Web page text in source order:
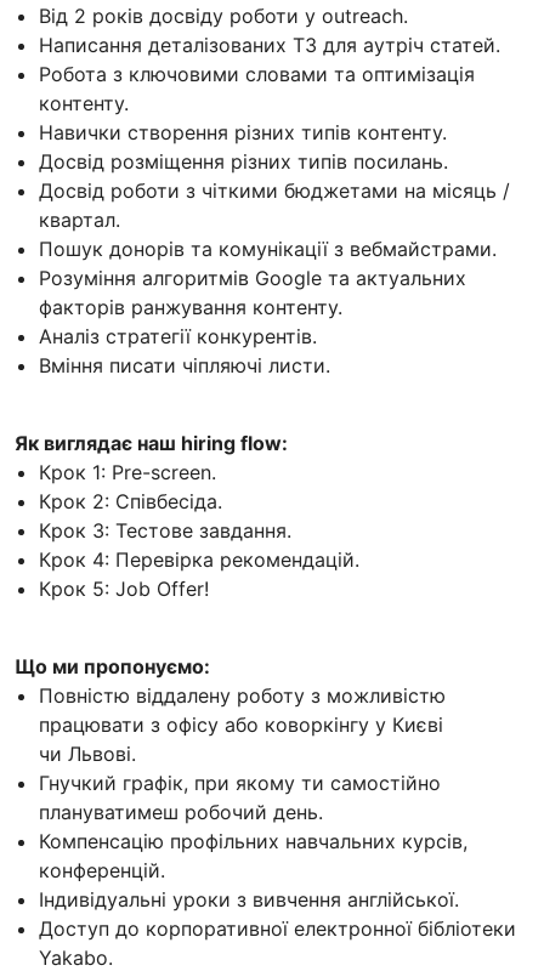
Від 2 років досвіду роботи у outreach.
Написання деталізованих ТЗ для аутріч статей.
Робота з ключовими словами та оптимізація
контенту.
Навички створення різних типів контенту.
Досвід розміщення різних типів посилань.
Досвід роботи з чіткими бюджетами на місяць /
квартал.
Пошук донорів та комунікації з вебмайстрами.
Розуміння алгоритмів Google та актуальних
факторів ранжування контенту.
Аналіз стратегії конкурентів.
Вміння писати чіпляючі листи.
Як виглядає наш hiring flow:
Крок 1: Pre-screen.
Крок 2: Співбесіда.
Крок 3: Тестове завдання.
Крок 4: Перевірка рекомендацій.
Крок 5: Job Offer!
Що ми пропонуємо:
Повністю віддалену роботу з можливістю
працювати з офісу або коворкінгу у Києві
чи Львові.
Гнучкий графік, при якому ти самостійно
плануватимеш робочий день.
Компенсацію профільних навчальних курсів,
конференцій.
Індивідуальні уроки з вивчення англійської.
Доступ до корпоративної електронної бібліотеки
Yakabo.